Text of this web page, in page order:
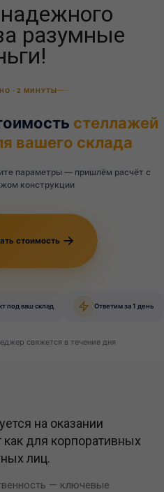
разумные
· 2 МИНУТЫ
стеллажей
вашего склада
параметры — пришлём расчёт с
конструкции
стоимость
под ваш склад Ответим за 1 день
свяжется в течение дня
на оказании
как для корпоративных
лиц.
— ключевые